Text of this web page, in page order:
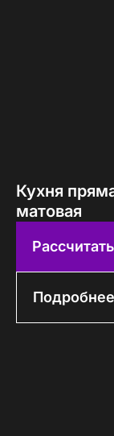
Кухня
матовая
Подробнее